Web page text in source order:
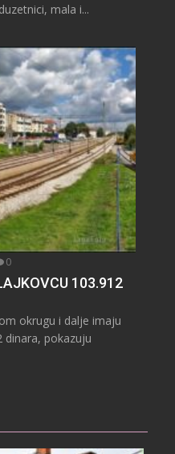
mala i...
0
103.912
okrugu i dalje imaju
dinara, pokazuju